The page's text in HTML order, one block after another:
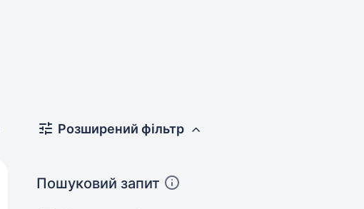
Розширений фільтр
Пошуковий запит